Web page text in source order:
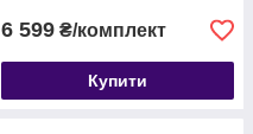
6 599 ₴/комплект
Купити